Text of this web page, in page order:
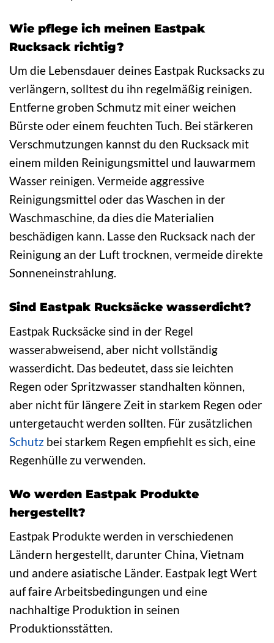
Wie pflege ich meinen Eastpak
Rucksack richtig?
Um die Lebensdauer deines Eastpak Rucksacks zu
verlängern, solltest du ihn regelmäßig reinigen.
Entferne groben Schmutz mit einer weichen
Bürste oder einem feuchten Tuch. Bei stärkeren
Verschmutzungen kannst du den Rucksack mit
einem milden Reinigungsmittel und lauwarmem
Wasser reinigen. Vermeide aggressive
Reinigungsmittel oder das Waschen in der
Waschmaschine, da dies die Materialien
beschädigen kann. Lasse den Rucksack nach der
Reinigung an der Luft trocknen, vermeide direkte
Sonneneinstrahlung.
Sind Eastpak Rucksäcke wasserdicht?
Eastpak Rucksäcke sind in der Regel
wasserabweisend, aber nicht vollständig
wasserdicht. Das bedeutet, dass sie leichten
Regen oder Spritzwasser standhalten können,
aber nicht für längere Zeit in starkem Regen oder
untergetaucht werden sollten. Für zusätzlichen
Schutz bei starkem Regen empfiehlt es sich, eine
Regenhülle zu verwenden.
Wo werden Eastpak Produkte
hergestellt?
Eastpak Produkte werden in verschiedenen
Ländern hergestellt, darunter China, Vietnam
und andere asiatische Länder. Eastpak legt Wert
auf faire Arbeitsbedingungen und eine
nachhaltige Produktion in seinen
Produktionsstätten.